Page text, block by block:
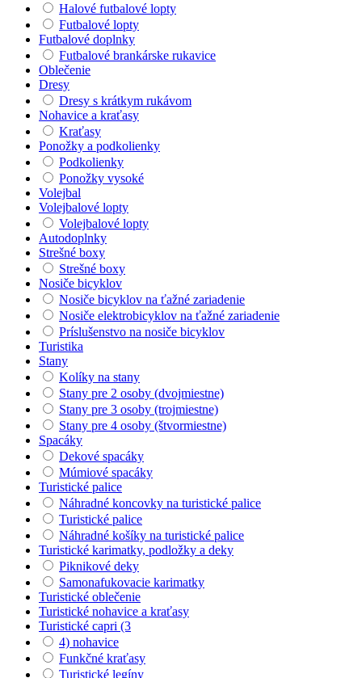
Halové futbalové lopty
Futbalové lopty
Futbalové doplnky
Futbalové brankárske rukavice
Oblečenie
Dresy
Dresy s krátkym rukávom
Nohavice a kraťasy
Kraťasy
Ponožky a podkolienky
Podkolienky
Ponožky vysoké
Volejbal
Volejbalové lopty
Volejbalové lopty
Autodoplnky
Strešné boxy
Strešné boxy
Nosiče bicyklov
Nosiče bicyklov na ťažné zariadenie
Nosiče elektrobicyklov na ťažné zariadenie
Príslušenstvo na nosiče bicyklov
Turistika
Stany
Kolíky na stany
Stany pre 2 osoby (dvojmiestne)
Stany pre 3 osoby (trojmiestne)
Stany pre 4 osoby (štvormiestne)
Spacáky
Dekové spacáky
Múmiové spacáky
Turistické palice
Náhradné koncovky na turistické palice
Turistické palice
Náhradné košíky na turistické palice
Turistické karimatky, podložky a deky
Piknikové deky
Samonafukovacie karimatky
Turistické oblečenie
Turistické nohavice a kraťasy
Turistické capri (3
4) nohavice
Funkčné kraťasy
Turistické legíny